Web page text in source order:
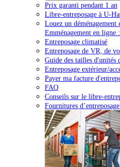
Prix garanti pendant 1 an
Libre-entreposage à U-
Louez un déménagement
Emménagement en ligne
Entreposage climatisé
Entreposage de VR, de
Guide des tailles d'unités
Entreposage extérieur/
Payer ma facture
FAQ
Conseils sur le libre-
Fournitures d’entreposage